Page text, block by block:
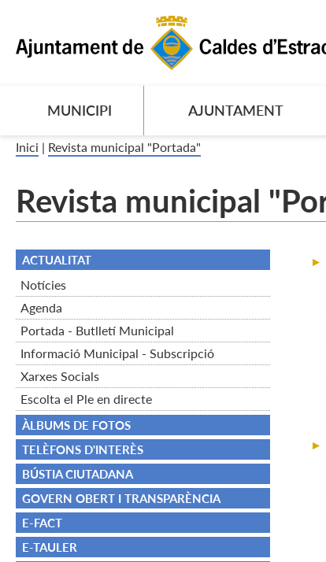
MUNICIPI AJUNTAMENT
Inici | Revista municipal "Portada"
Revista municipal
ACTUALITAT
Notícies
Agenda
Portada - Butlletí Municipal
Informació Municipal - Subscripció
Xarxes Socials
Escolta el Ple en directe
ÀLBUMS DE FOTOS
TELÈFONS D'INTERÈS
BÚSTIA CIUTADANA
GOVERN OBERT I TRANSPARÈNCIA
E-FACT
E-TAULER